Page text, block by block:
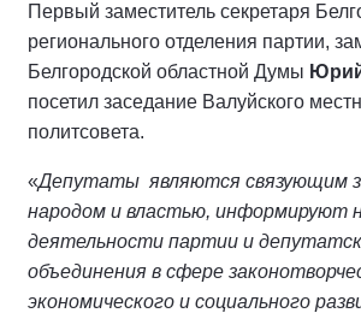
Первый заместитель секретаря
регионального отделения партии,
Белгородской областной Думы
посетил заседание Валуйского
политсовета.
«Депутаты являются связующим
народом и властью, информируют
деятельности партии и
объединения в сфере
экономического и социального